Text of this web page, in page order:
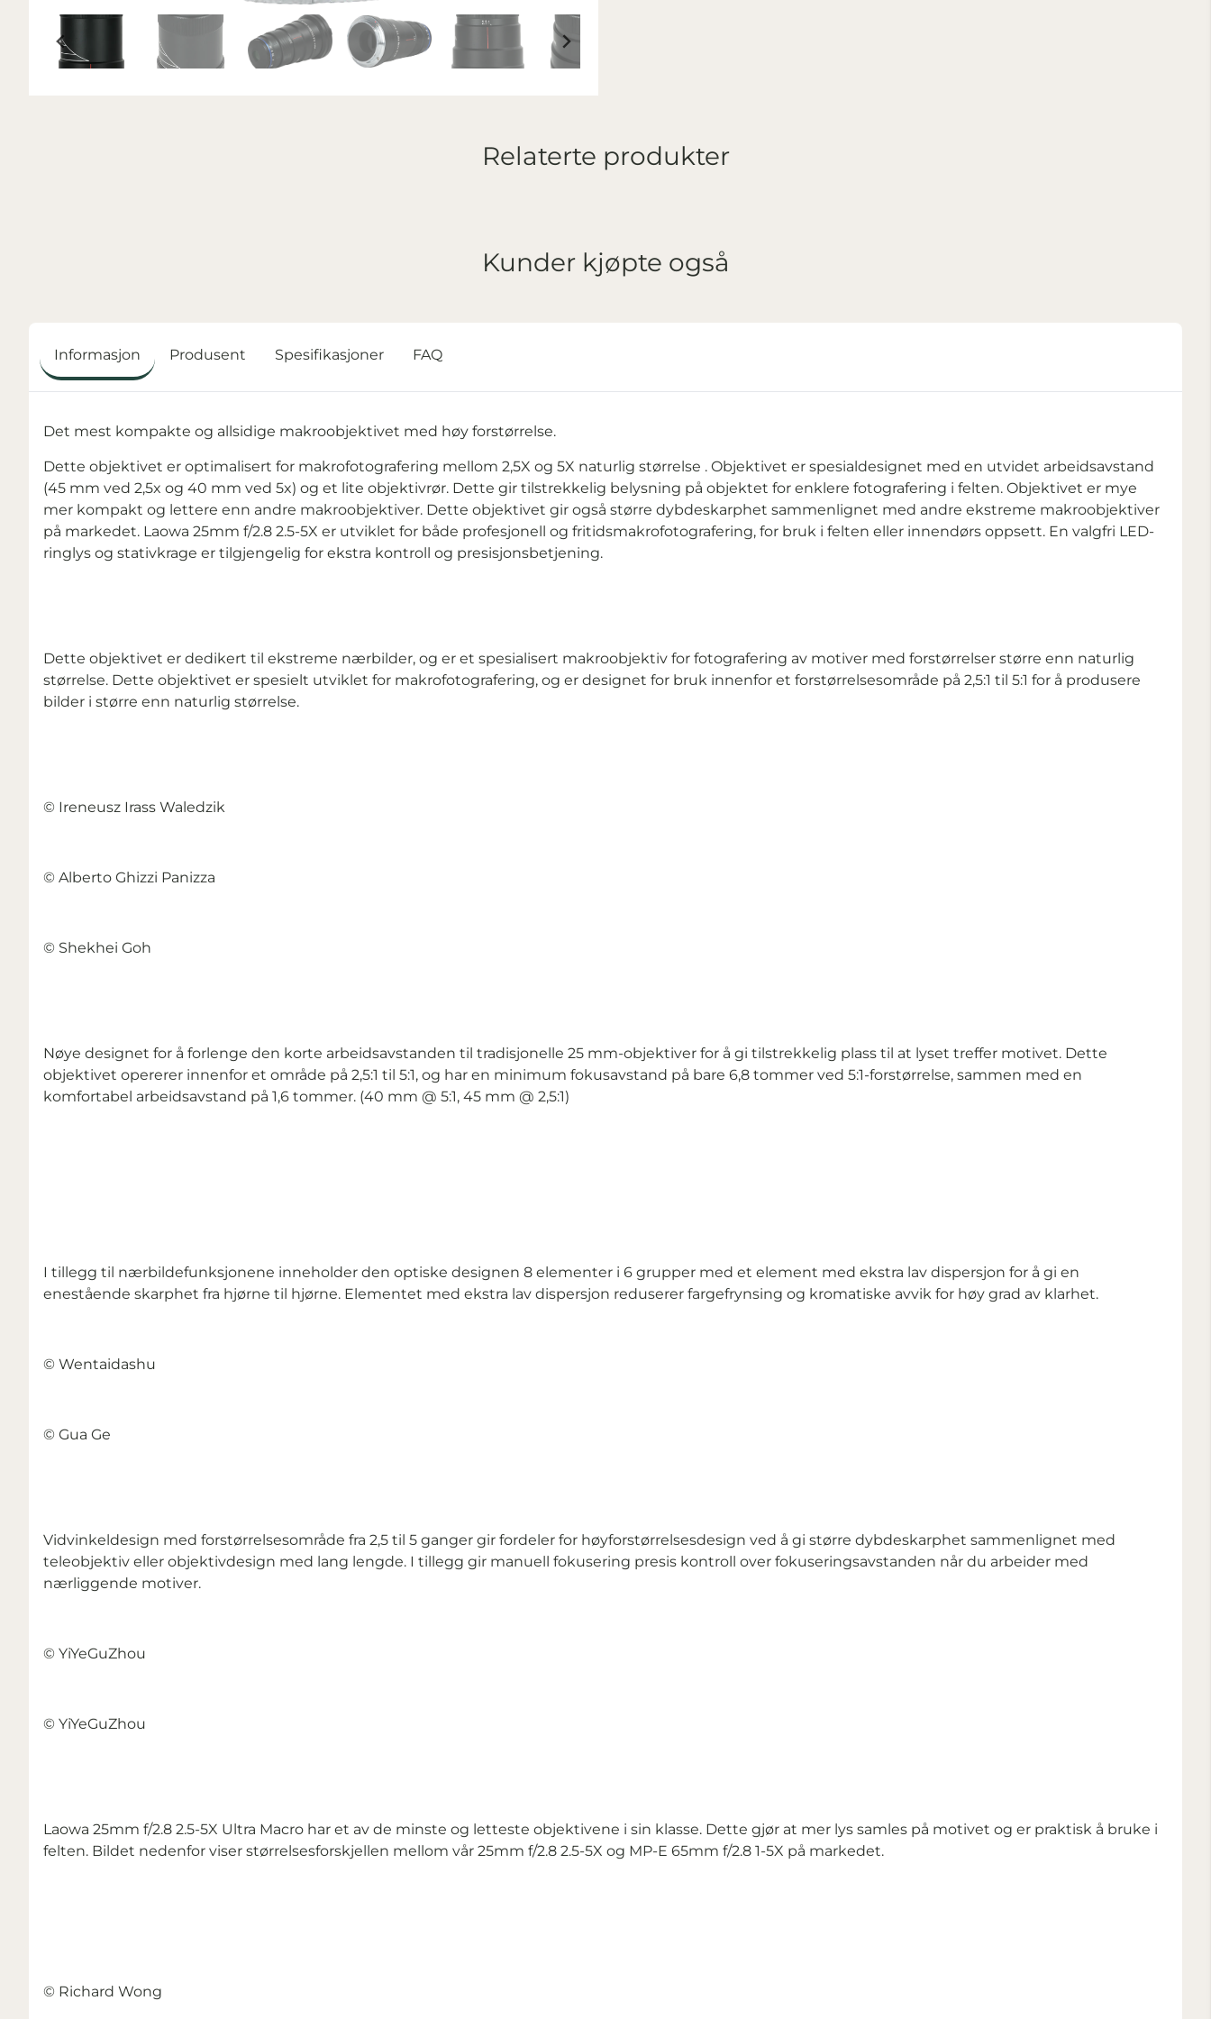
Relaterte produkter
Kunder kjøpte også
Informasjon Produsent Spesifikasjoner FAQ
Det mest kompakte og allsidige makroobjektivet med høy forstørrelse.
Dette objektivet er optimalisert for makrofotografering mellom 2,5X og 5X naturlig størrelse . Objektivet er spesialdesignet med en utvidet arbeidsavstand
(45 mm ved 2,5x og 40 mm ved 5x) og et lite objektivrør. Dette gir tilstrekkelig belysning på objektet for enklere fotografering i felten. Objektivet er mye
mer kompakt og lettere enn andre makroobjektiver. Dette objektivet gir også større dybdeskarphet sammenlignet med andre ekstreme makroobjektiver
på markedet. Laowa 25mm f/2.8 2.5-5X er utviklet for både profesjonell og fritidsmakrofotografering, for bruk i felten eller innendørs oppsett. En valgfri LED-
ringlys og stativkrage er tilgjengelig for ekstra kontroll og presisjonsbetjening.
Dette objektivet er dedikert til ekstreme nærbilder, og er et spesialisert makroobjektiv for fotografering av motiver med forstørrelser større enn naturlig
størrelse. Dette objektivet er spesielt utviklet for makrofotografering, og er designet for bruk innenfor et forstørrelsesområde på 2,5:1 til 5:1 for å produsere
bilder i større enn naturlig størrelse.
© Ireneusz Irass Waledzik
© Alberto Ghizzi Panizza
© Shekhei Goh
Nøye designet for å forlenge den korte arbeidsavstanden til tradisjonelle 25 mm-objektiver for å gi tilstrekkelig plass til at lyset treffer motivet. Dette
objektivet opererer innenfor et område på 2,5:1 til 5:1, og har en minimum fokusavstand på bare 6,8 tommer ved 5:1-forstørrelse, sammen med en
komfortabel arbeidsavstand på 1,6 tommer. (40 mm @ 5:1, 45 mm @ 2,5:1)
I tillegg til nærbildefunksjonene inneholder den optiske designen 8 elementer i 6 grupper med et element med ekstra lav dispersjon for å gi en
enestående skarphet fra hjørne til hjørne. Elementet med ekstra lav dispersjon reduserer fargefrynsing og kromatiske avvik for høy grad av klarhet.
© Wentaidashu
© Gua Ge
Vidvinkeldesign med forstørrelsesområde fra 2,5 til 5 ganger gir fordeler for høyforstørrelsesdesign ved å gi større dybdeskarphet sammenlignet med
teleobjektiv eller objektivdesign med lang lengde. I tillegg gir manuell fokusering presis kontroll over fokuseringsavstanden når du arbeider med
nærliggende motiver.
© YiYeGuZhou
© YiYeGuZhou
Laowa 25mm f/2.8 2.5-5X Ultra Macro har et av de minste og letteste objektivene i sin klasse. Dette gjør at mer lys samles på motivet og er praktisk å bruke i
felten. Bildet nedenfor viser størrelsesforskjellen mellom vår 25mm f/2.8 2.5-5X og MP-E 65mm f/2.8 1-5X på markedet.
© Richard Wong